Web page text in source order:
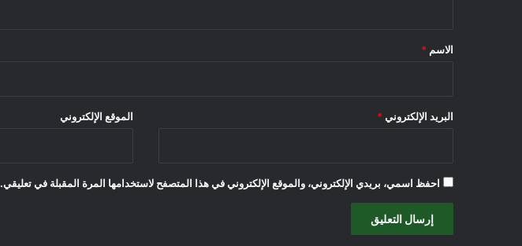
*
الاسم *
البريد الإلكتروني * الموقع الإلكتروني
احفظ اسمي، بريدي الإلكتروني، والموقع الإلكتروني في هذا المتصفح لاستخدامها المرة المقبلة في تعليقي.